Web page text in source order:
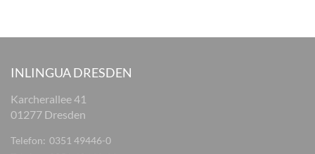
INLINGUA DRESDEN
Karcherallee 41
01277 Dresden
Telefon: 0351 49446-0